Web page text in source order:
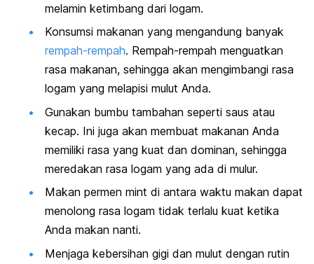
melamin ketimbang dari logam.
Konsumsi makanan yang mengandung banyak
rempah-rempah. Rempah-rempah menguatkan
rasa makanan, sehingga akan mengimbangi rasa
logam yang melapisi mulut Anda.
Gunakan bumbu tambahan seperti saus atau
kecap. Ini juga akan membuat makanan Anda
memiliki rasa yang kuat dan dominan, sehingga
meredakan rasa logam yang ada di mulur.
Makan permen mint di antara waktu makan dapat
menolong rasa logam tidak terlalu kuat ketika
Anda makan nanti.
Menjaga kebersihan gigi dan mulut dengan rutin